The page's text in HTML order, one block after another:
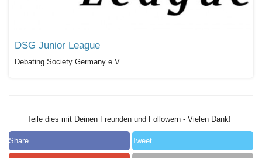
DSG Junior League
Debating Society Germany e.V.
Teile dies mit Deinen Freunden und Followern - Vielen Dank!
Share Tweet